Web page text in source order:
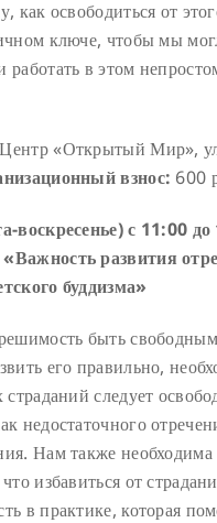
как освободиться от
ключе, чтобы мы
в этом
Центр «Открытый Мир»,
взнос: 600
воскресенье) с 11:00
развития
буддизма»
быть
его правильно,
следует
недостаточного
Нам также необходима
избавиться от
в практике, которая